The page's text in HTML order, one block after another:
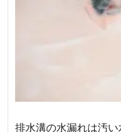
排水溝の水漏れは汚